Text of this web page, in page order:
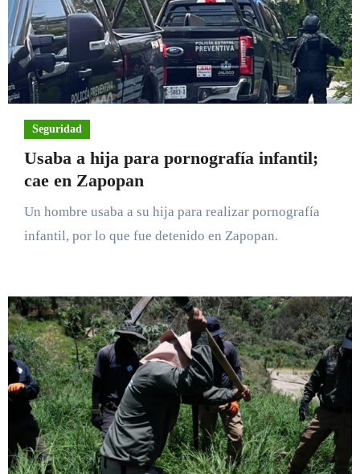
Seguridad
Usaba a hija para pornografía infantil;
cae en Zapopan
Un hombre usaba a su hija para realizar pornografía
infantil, por lo que fue detenido en Zapopan.